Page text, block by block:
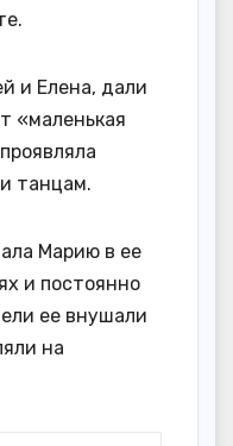
и Елена, дали
«маленькая
танцам.
Марию в ее
и постоянно
ее внушали
на